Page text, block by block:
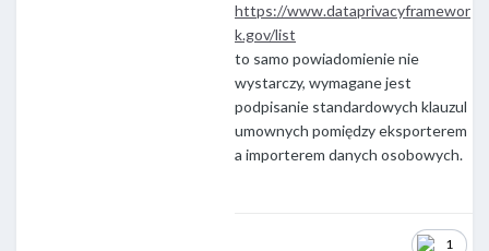
https://www.dataprivacyframewor
k.gov/list
to samo powiadomienie nie
wystarczy, wymagane jest
podpisanie standardowych klauzul
umownych pomiędzy eksporterem
a importerem danych osobowych.
1